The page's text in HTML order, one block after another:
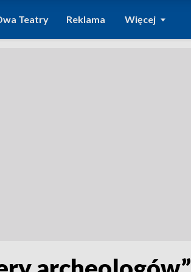
Teatry Reklama Więcej